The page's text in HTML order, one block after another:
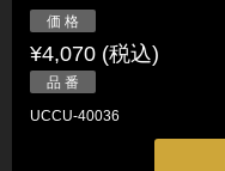
価 格
¥4,070 (税込)
品 番
UCCU-40036